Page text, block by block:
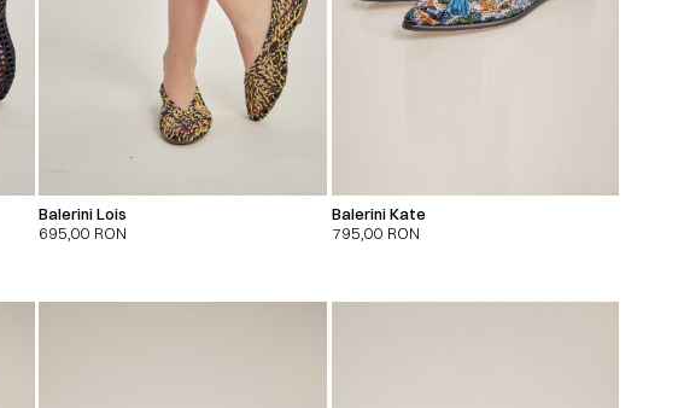
Balerini Lois
695,00 RON
Balerini Kate
795,00 RON